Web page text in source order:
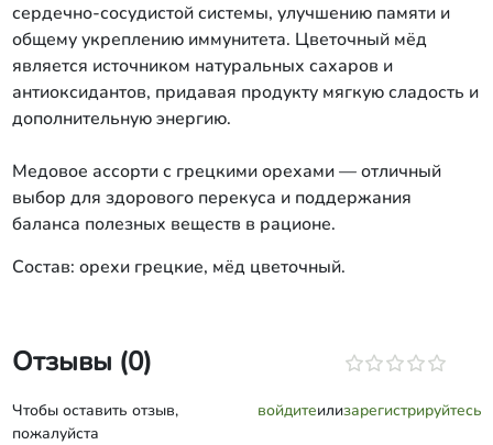
сердечно-сосудистой системы, улучшению памяти и
общему укреплению иммунитета. Цветочный мёд
является источником натуральных сахаров и
антиоксидантов, придавая продукту мягкую сладость и
дополнительную энергию.
Медовое ассорти с грецкими орехами — отличный
выбор для здорового перекуса и поддержания
баланса полезных веществ в рационе.
Состав: орехи грецкие, мёд цветочный.
Отзывы (0)
Чтобы оставить отзыв,
пожалуйста
войдитеилизарегистрируйтесь